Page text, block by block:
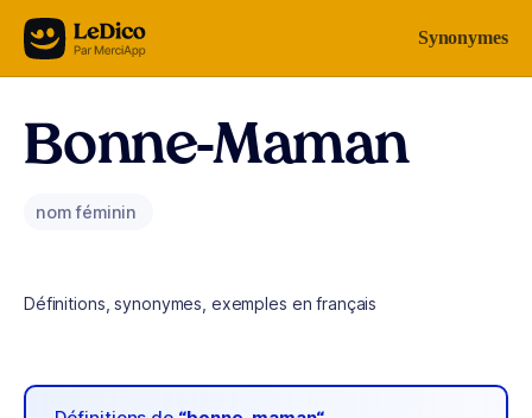
Aller au contenu Synonymes
Bonne-Maman
nom féminin
Définitions, synonymes, exemples en français